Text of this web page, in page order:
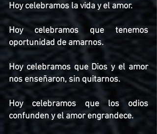
Hoy celebramos la vida y el amor.
Hoy celebramos que tenemos
oportunidad de amarnos.
Hoy celebramos que Dios y el amor
nos enseñaron, sin quitarnos.
Hoy celebramos que los odios
confunden y el amor engrandece.